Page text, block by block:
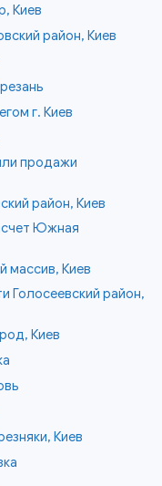
Киев
район, Киев
г. Киев
продажи
район, Киев
Южная
массив, Киев
Голосеевский район,
Киев
Киев